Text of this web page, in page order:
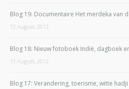
Blog 19: Documentaire Het merdeka van
12 August, 2012
Blog 18: Nieuw fotoboek Indië, dagboek
11 August, 2012
Blog 17: Verandering, toerisme, witte